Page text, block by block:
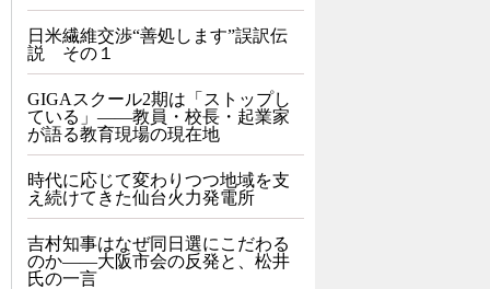
日米繊維交渉“善処します”誤訳伝
説 その１
GIGAスクール2期は「ストップし
ている」——教員・校長・起業家
が語る教育現場の現在地
時代に応じて変わりつつ地域を支
え続けてきた仙台火力発電所
吉村知事はなぜ同日選にこだわる
のか――大阪市会の反発と、松井
氏の一言